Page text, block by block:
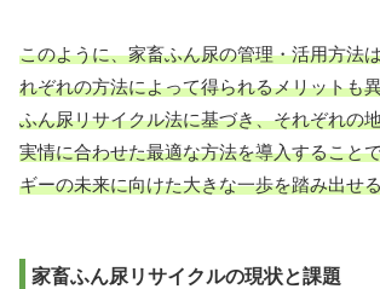
このように、家畜ふん尿の管理・活用方法
れぞれの方法によって得られるメリットも
ふん尿リサイクル法に基づき、それぞれの
実情に合わせた最適な方法を導入すること
ギーの未来に向けた大きな一歩を踏み出せ
家畜ふん尿リサイクルの現状と課題